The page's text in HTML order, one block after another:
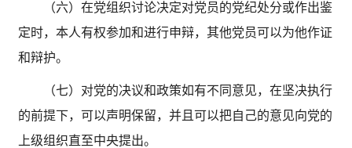
（六）在党组织讨论决定对党员的党纪处分或作出鉴
定时，本人有权参加和进行申辩，其他党员可以为他作证
和辩护。
（七）对党的决议和政策如有不同意见，在坚决执行
的前提下，可以声明保留，并且可以把自己的意见向党的
上级组织直至中央提出。